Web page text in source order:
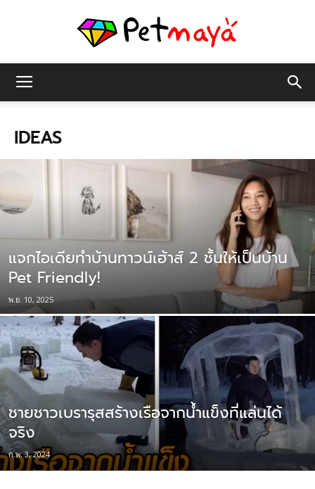
IDEAS
แจกไอเดียทำบ้านทาวน์เฮ้าส์ 2 ชั้นให้เป็นบ้าน
Pet Friendly!
พ.ย. 10, 2025
ชายชาวเบรารุสสร้างเรือจากน้ำแข็งที่แล่นได้
จริง
ก.พ. 3, 2024